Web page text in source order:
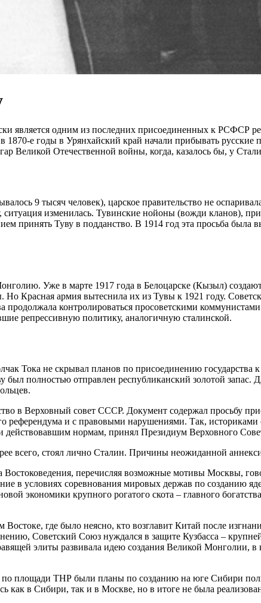
является одним из последних присоединенных к РСФСР
е годы в Урянхайский край начали прибывать русские
Великой Отечественной войны, когда, казалось бы, у
9 тысяч человек), царское правительство не
изменилась. Тувинские нойоны (вожди кланов),
принять Туву в подданство. В 1914 год эта просьба была
Уже в марте 1917 года в Белоцарске (Кызыл)
Но Красная армия вытеснила их из Тувы к 1921 году.
контролироваться просоветскими
репрессивную политику, аналогичную сталинской.
Тока не скрывал планов по присоединению государства
полностью отправлен республиканский золотой
в Верховный совет СССР. Документ содержал просьбу
референдума и с правовыми нарушениями. Так,
нормам, принял Президиум Верховного
всего, стоял лично Сталин. Причины неожиданной
Востоковедения, перечисляя возможные мотивы Москвы,
в условиях соревнования мировых держав по созданию
экономики крупного рогатого скота – главного
где было неясно, кто возглавит Китай после
Советский Союз нуждался в защите Кузбасса –
элиты развивала идею создания Великой Монголии,
площади ТНР были планы по созданию на юге Сибири
в Сибири, так и в Москве, но в итоге не была